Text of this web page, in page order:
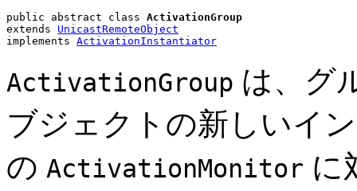
public abstract class ActivationGroup
extends UnicastRemoteObject
implements ActivationInstantiator
ActivationGroup は、グ
ブジェクトの新しいイ
の ActivationMonitor に